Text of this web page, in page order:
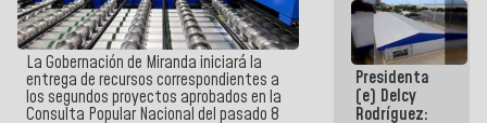
La Gobernación de Miranda iniciará la
entrega de recursos correspondientes a
los segundos proyectos aprobados en la
Consulta Popular Nacional del pasado 8
Arias y
Giraly
Marcano por
hacer
historia en
los
Centroamericanos
Presidenta
(e) Delcy
Rodríguez: